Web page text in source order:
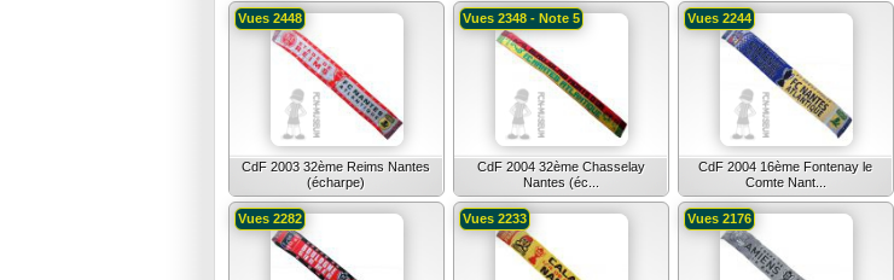
CdF 2003 32ème Reims Nantes
(écharpe)
Vues 2448
CdF 2004 32ème Chasselay
Nantes (éc...
Vues 2348 - Note 5
CdF 2004 16ème Fontenay le
Comte Nant...
Vues 2244
Vues 2282 Vues 2233 Vues 2176